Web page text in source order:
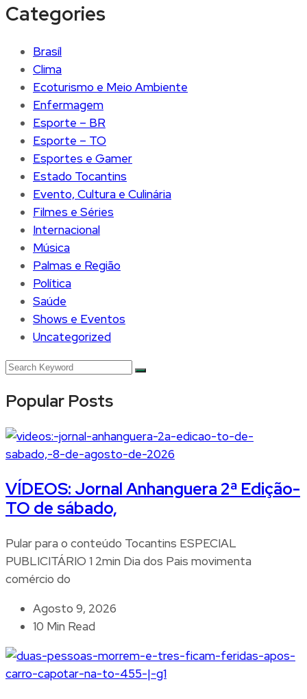
Categories
Brasíl
Clima
Ecoturismo e Meio Ambiente
Enfermagem
Esporte – BR
Esporte – TO
Esportes e Gamer
Estado Tocantins
Evento, Cultura e Culinária
Filmes e Séries
Internacional
Música
Palmas e Região
Política
Saúde
Shows e Eventos
Uncategorized
Popular Posts
VÍDEOS: Jornal Anhanguera 2ª Edição-
TO de sábado,
Pular para o conteúdo Tocantins ESPECIAL
PUBLICITÁRIO 1 2min Dia dos Pais movimenta
comércio do
Agosto 9, 2026
10 Min Read